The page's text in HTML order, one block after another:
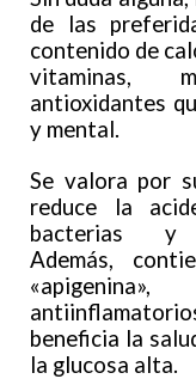
de las
contenido de
vitaminas,
antioxidantes
y mental.
Se valora por
reduce la
bacterias y
Además,
beneficia la
la glucosa alta.